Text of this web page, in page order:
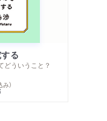
る
どういうこと？
）